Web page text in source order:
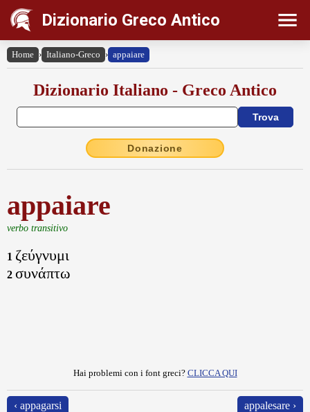
Dizionario Greco Antico
Home › Italiano-Greco › appaiare
Dizionario Italiano - Greco Antico
Donazione
appaiare
verbo transitivo
1 ζεύγνυμι
2 συνάπτω
Hai problemi con i font greci? CLICCA QUI
‹ appagarsi appalesare ›